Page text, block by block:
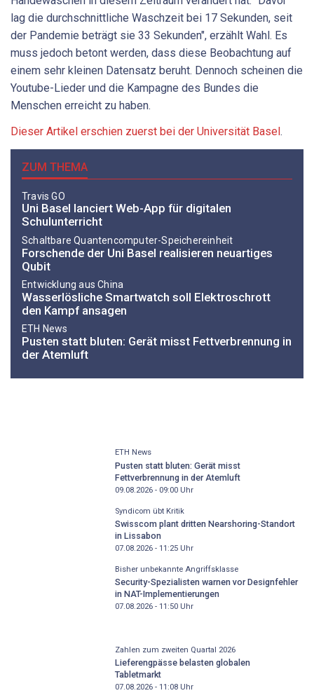
lag die durchschnittliche Waschzeit bei 17 Sekunden, seit
der Pandemie beträgt sie 33 Sekunden", erzählt Wahl. Es
muss jedoch betont werden, dass diese Beobachtung auf
einem sehr kleinen Datensatz beruht. Dennoch scheinen die
Youtube-Lieder und die Kampagne des Bundes die
Menschen erreicht zu haben.
Dieser Artikel erschien zuerst bei der Universität Basel.
ZUM THEMA
Travis GO
Uni Basel lanciert Web-App für digitalen
Schulunterricht
Schaltbare Quantencomputer-Speichereinheit
Forschende der Uni Basel realisieren neuartiges
Qubit
Entwicklung aus China
Wasserlösliche Smartwatch soll Elektroschrott
den Kampf ansagen
ETH News
Pusten statt bluten: Gerät misst Fettverbrennung in
der Atemluft
ETH News
Pusten statt bluten: Gerät misst
Fettverbrennung in der Atemluft
09.08.2026 - 09:00Uhr
Syndicom übt Kritik
Swisscom plant dritten Nearshoring-Standort
in Lissabon
07.08.2026 - 11:25Uhr
Bisher unbekannte Angriffsklasse
Security-Spezialisten warnen vor Designfehler
in NAT-Implementierungen
07.08.2026 - 11:50Uhr
Zahlen zum zweiten Quartal 2026
Lieferengpässe belasten globalen
Tabletmarkt
07.08.2026 - 11:08Uhr